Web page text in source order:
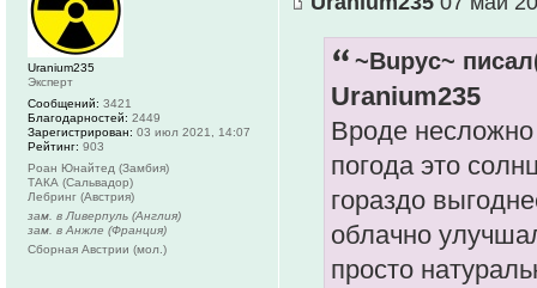
~Bupyc~
Uranium235
Вроде несложно
погода это
гораздо
облачно
просто
Uranium235
Эксперт
Сообщений: 3421
Благодарностей: 2449
Зарегистрирован: 03 июл 2021, 14:07
Рейтинг: 903
Роан Юнайтед (Замбия)
ТАКА (Сальвадор)
Лебринг (Австрия)
зам. в Ливерпуль (Англия)
зам. в Анжле (Франция)
Сборная Австрии (мол.)